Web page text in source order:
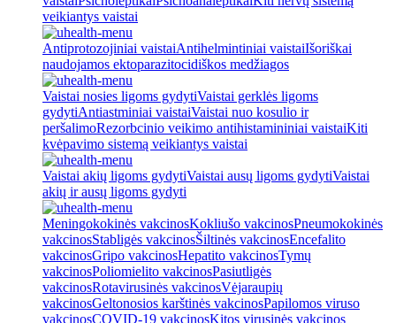
veikiantys vaistai
Antiprotozojiniai vaistaiAntihelmintiniai vaistaiIšoriškai
naudojamos ektoparazitocidiškos medžiagos
Vaistai nosies ligoms gydytiVaistai gerklės ligoms
gydytiAntiastminiai vaistaiVaistai nuo kosulio ir
peršalimoRezorbcinio veikimo antihistamininiai vaistaiKiti
kvėpavimo sistemą veikiantys vaistai
Vaistai akių ligoms gydytiVaistai ausų ligoms gydytiVaistai
akių ir ausų ligoms gydyti
Meningokokinės vakcinosKokliušo vakcinosPneumokokinės
vakcinosStabligės vakcinosŠiltinės vakcinosEncefalito
vakcinosGripo vakcinosHepatito vakcinosTymų
vakcinosPoliomielito vakcinosPasiutligės
vakcinosRotavirusinės vakcinosVėjaraupių
vakcinosGeltonosios karštinės vakcinosPapilomos viruso
vakcinosCOVID-19 vakcinosKitos virusinės vakcinos